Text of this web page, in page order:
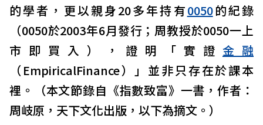
的學者，更以親身20多年持有0050的紀錄
（0050於2003年6月發行；周教授於0050一上
市即買入），證明「實證 金融
（EmpiricalFinance）」並非只存在於課本
裡。（本文節錄自《指數致富》一書，作者：
周岐原，天下文化出版，以下為摘文。）